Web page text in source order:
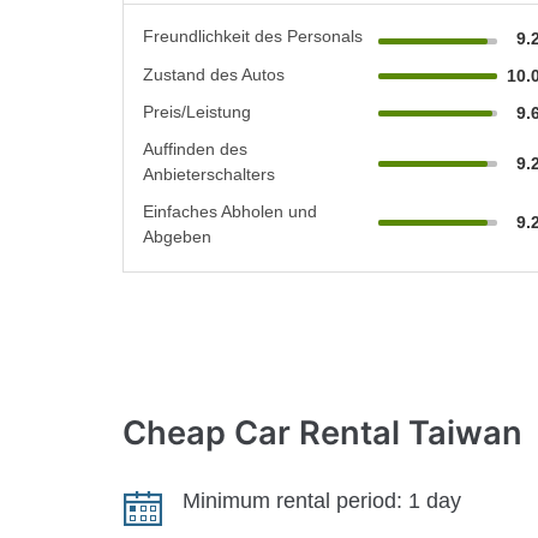
Freundlichkeit des Personals
Zustand des Autos
Preis/Leistung
Auffinden des
Anbieterschalters
Einfaches Abholen und
Abgeben
Cheap Car Rental Taiwan
Minimum rental period: 1 day